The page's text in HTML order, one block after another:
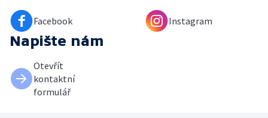
Facebook Instagram
Napište nám
Otevřít
kontaktní
formulář